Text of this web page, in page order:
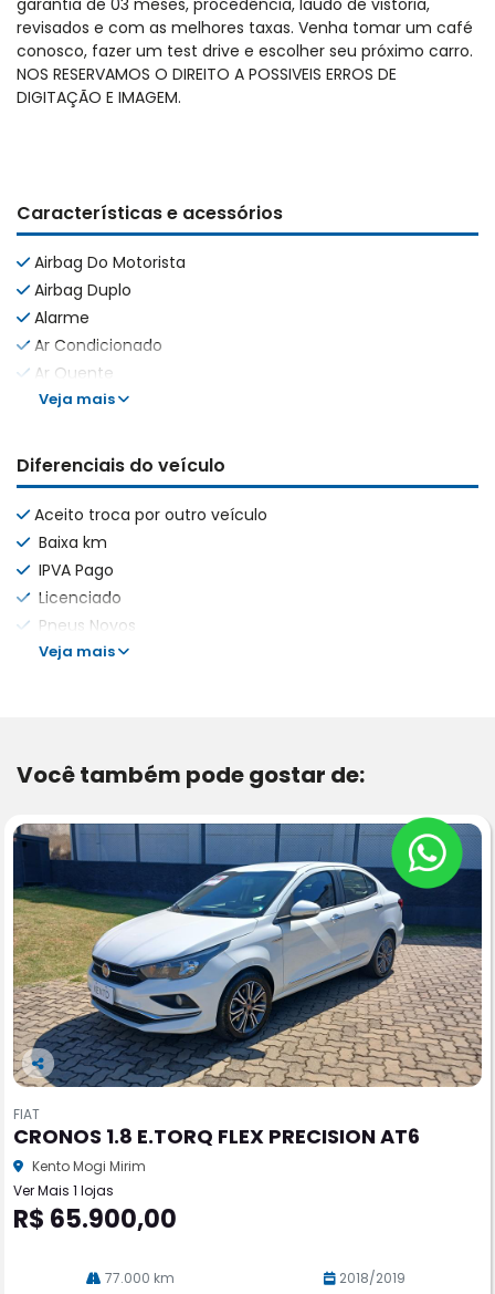
garantia de 03 meses, procedência, laudo de vistoria,
revisados e com as melhores taxas. Venha tomar um café
conosco, fazer um test drive e escolher seu próximo carro.
NOS RESERVAMOS O DIREITO A POSSIVEIS ERROS DE
DIGITAÇÃO E IMAGEM.
Características e acessórios
Airbag Do Motorista
Airbag Duplo
Alarme
Ar Condicionado
Ar Quente
Veja mais
Diferenciais do veículo
Aceito troca por outro veículo
Baixa km
IPVA Pago
Licenciado
Pneus Novos
Veja mais
Você também pode gostar de:
Co
pa
rtil
he
FIAT
CRONOS 1.8 E.TORQ FLEX PRECISION AT6
Kento Mogi Mirim
Ver Mais 1 lojas
R$ 65.900,00
77.000 km 2018/2019